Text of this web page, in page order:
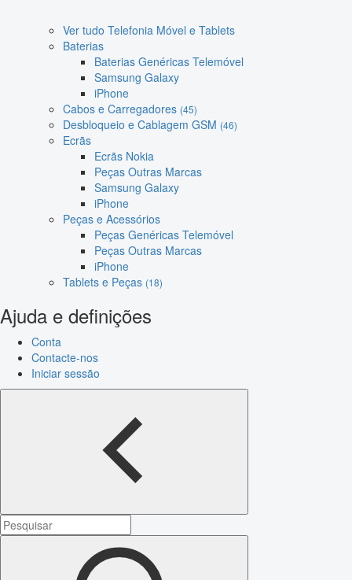
Ver tudo Telefonia Móvel e Tablets
Baterias
Baterias Genéricas Telemóvel
Samsung Galaxy
iPhone
Cabos e Carregadores (45)
Desbloqueio e Cablagem GSM (46)
Ecrãs
Ecrãs Nokia
Peças Outras Marcas
Samsung Galaxy
iPhone
Peças e Acessórios
Peças Genéricas Telemóvel
Peças Outras Marcas
iPhone
Tablets e Peças (18)
Ajuda e definições
Conta
Contacte-nos
Iniciar sessão